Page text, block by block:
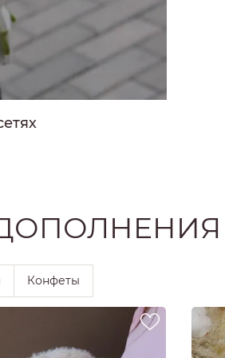
Конфеты